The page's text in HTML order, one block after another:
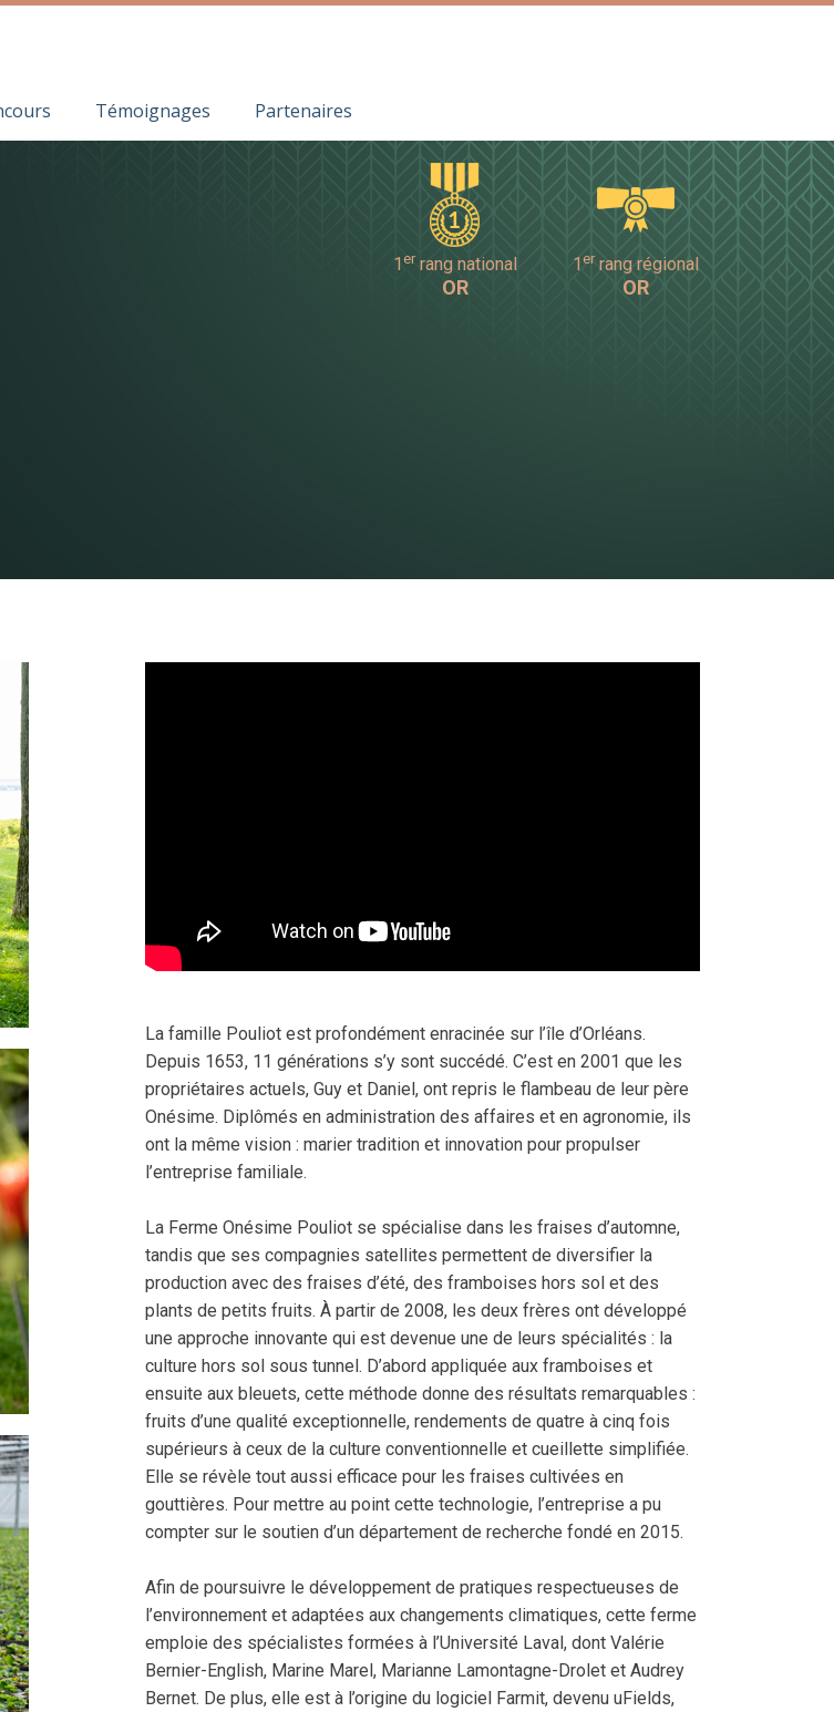
Témoignages Partenaires
1 er rang national
OR
1 er rang régional
OR
La famille Pouliot est profondément enracinée sur l’île d’Orléans.
Depuis 1653, 11 générations s’y sont succédé. C’est en 2001 que les
propriétaires actuels, Guy et Daniel, ont repris le flambeau de leur père
Onésime. Diplômés en administration des affaires et en agronomie, ils
ont la même vision : marier tradition et innovation pour propulser
l’entreprise familiale.
La Ferme Onésime Pouliot se spécialise dans les fraises d’automne,
tandis que ses compagnies satellites permettent de diversifier la
production avec des fraises d’été, des framboises hors sol et des
plants de petits fruits. À partir de 2008, les deux frères ont développé
une approche innovante qui est devenue une de leurs spécialités : la
culture hors sol sous tunnel. D’abord appliquée aux framboises et
ensuite aux bleuets, cette méthode donne des résultats remarquables :
fruits d’une qualité exceptionnelle, rendements de quatre à cinq fois
supérieurs à ceux de la culture conventionnelle et cueillette simplifiée.
Elle se révèle tout aussi efficace pour les fraises cultivées en
gouttières. Pour mettre au point cette technologie, l’entreprise a pu
compter sur le soutien d’un département de recherche fondé en 2015.
Afin de poursuivre le développement de pratiques respectueuses de
l’environnement et adaptées aux changements climatiques, cette ferme
emploie des spécialistes formées à l’Université Laval, dont Valérie
Bernier-English, Marine Marel, Marianne Lamontagne-Drolet et Audrey
Bernet. De plus, elle est à l’origine du logiciel Farmit, devenu uFields,